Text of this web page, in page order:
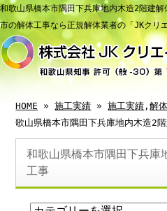
和歌山県橋本市隅田下兵庫地内木造2階建
市の解体工事なら正規解体業者の「JKクリ
HOME »施工実績 »施工実績 ,解
歌山県橋本市隅田下兵庫地内木造2
和歌山県橋本市隅田下兵庫
工事